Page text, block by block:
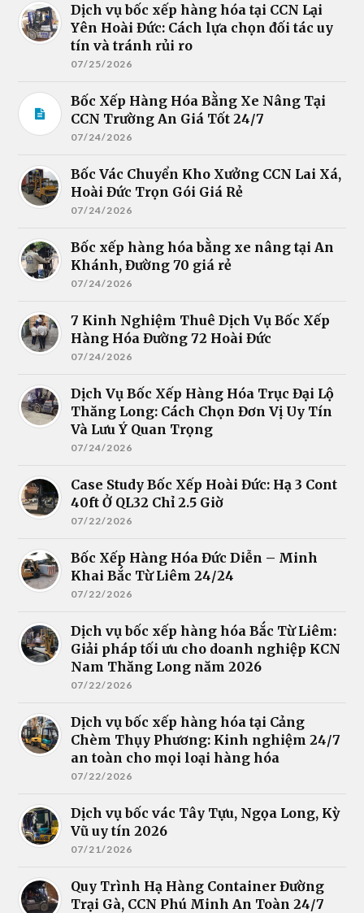
Dịch vụ bốc xếp hàng hóa tại CCN Lại
Yên Hoài Đức: Cách lựa chọn đối tác uy
tín và tránh rủi ro
07/25/2026
Bốc Xếp Hàng Hóa Bằng Xe Nâng Tại
CCN Trường An Giá Tốt 24/7
07/24/2026
Bốc Vác Chuyển Kho Xưởng CCN Lai Xá,
Hoài Đức Trọn Gói Giá Rẻ
07/24/2026
Bốc xếp hàng hóa bằng xe nâng tại An
Khánh, Đường 70 giá rẻ
07/24/2026
7 Kinh Nghiệm Thuê Dịch Vụ Bốc Xếp
Hàng Hóa Đường 72 Hoài Đức
07/24/2026
Dịch Vụ Bốc Xếp Hàng Hóa Trục Đại Lộ
Thăng Long: Cách Chọn Đơn Vị Uy Tín
Và Lưu Ý Quan Trọng
07/24/2026
Case Study Bốc Xếp Hoài Đức: Hạ 3 Cont
40ft Ở QL32 Chỉ 2.5 Giờ
07/22/2026
Bốc Xếp Hàng Hóa Đức Diễn – Minh
Khai Bắc Từ Liêm 24/24
07/22/2026
Dịch vụ bốc xếp hàng hóa Bắc Từ Liêm:
Giải pháp tối ưu cho doanh nghiệp KCN
Nam Thăng Long năm 2026
07/22/2026
Dịch vụ bốc xếp hàng hóa tại Cảng
Chèm Thụy Phương: Kinh nghiệm 24/7
an toàn cho mọi loại hàng hóa
07/22/2026
Dịch vụ bốc vác Tây Tựu, Ngọa Long, Kỳ
Vũ uy tín 2026
07/21/2026
Quy Trình Hạ Hàng Container Đường
Trại Gà, CCN Phú Minh An Toàn 24/7